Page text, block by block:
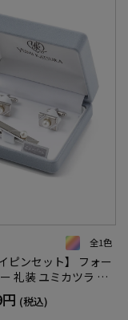
全1色
ピンセット】 フォー
礼装 ユミカツラ 通
(税込)